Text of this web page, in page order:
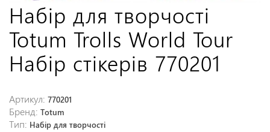
Набір для творчості
Totum Trolls World Tour
Набір стікерів 770201
Артикул: 770201
Бренд: Totum
Тип: Набір для творчості